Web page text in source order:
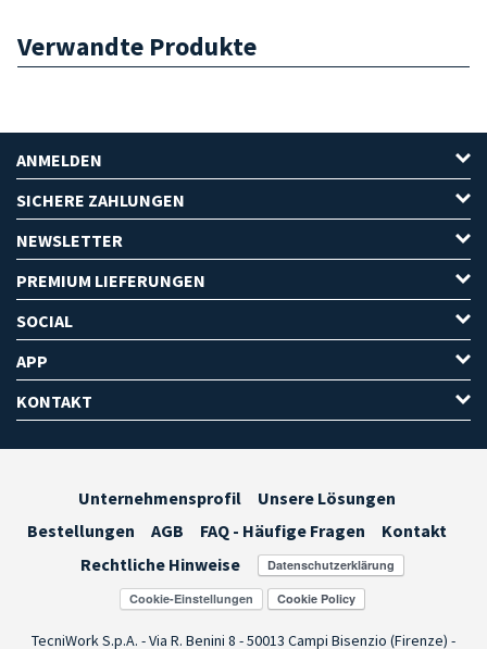
Verwandte Produkte
ANMELDEN
SICHERE ZAHLUNGEN
NEWSLETTER
PREMIUM LIEFERUNGEN
SOCIAL
APP
KONTAKT
Unternehmensprofil
Unsere Lösungen
Bestellungen
AGB FAQ - Häufige Fragen
Kontakt
Rechtliche Hinweise
Cookie-Einstellungen
TecniWork S.p.A. - Via R. Benini 8 - 50013 Campi Bisenzio (Firenze) -